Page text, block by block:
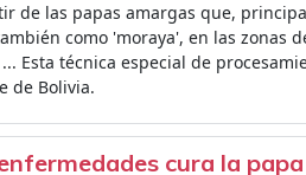
de las papas amargas que,
como 'moraya', en las zonas
Esta técnica especial de
de Bolivia.
cura la